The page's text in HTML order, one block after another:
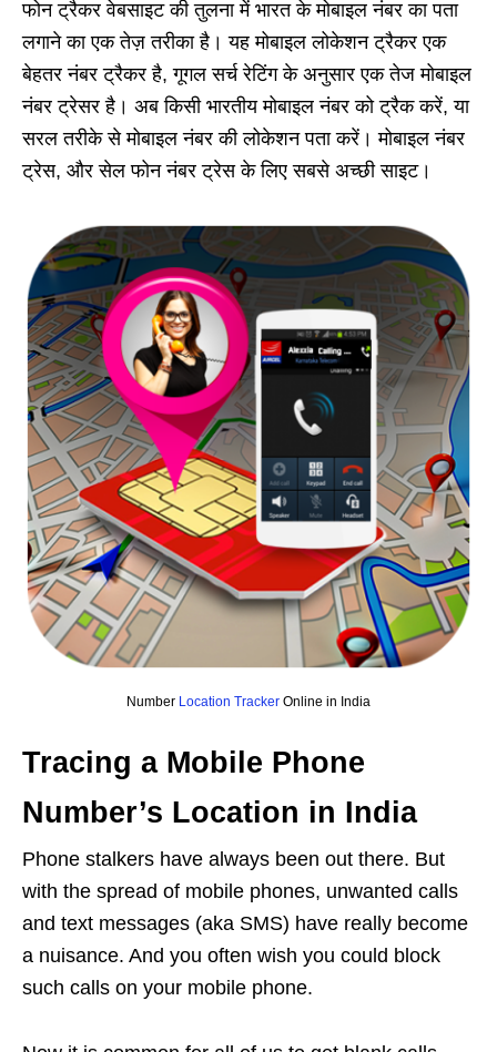
फोन ट्रैकर वेबसाइट की तुलना में भारत के मोबाइल नंबर का पता
लगाने का एक तेज़ तरीका है। यह मोबाइल लोकेशन ट्रैकर एक
बेहतर नंबर ट्रैकर है, गूगल सर्च रेटिंग के अनुसार एक तेज मोबाइल
नंबर ट्रेसर है। अब किसी भारतीय मोबाइल नंबर को ट्रैक करें, या
सरल तरीके से मोबाइल नंबर की लोकेशन पता करें। मोबाइल नंबर
ट्रेस, और सेल फोन नंबर ट्रेस के लिए सबसे अच्छी साइट।
Number Location Tracker Online in India
Tracing a Mobile Phone
Number’s Location in India
Phone stalkers have always been out there. But
with the spread of mobile phones, unwanted calls
and text messages (aka SMS) have really become
a nuisance. And you often wish you could block
such calls on your mobile phone.